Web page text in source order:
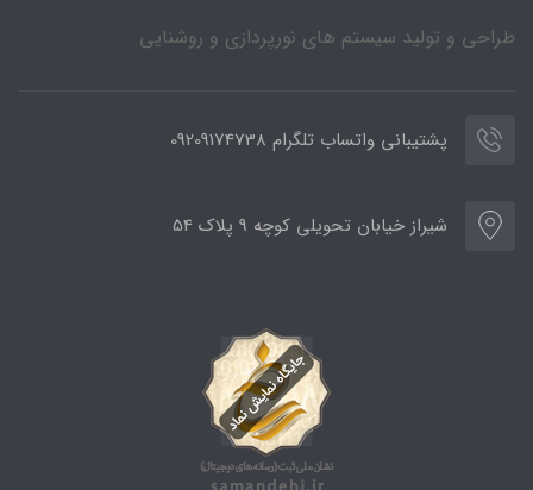
طراحی و تولید سیستم های نورپردازی و روشنایی
پشتیبانی واتساب تلگرام 09209174738
شیراز خیابان تحویلی کوچه 9 پلاک 54